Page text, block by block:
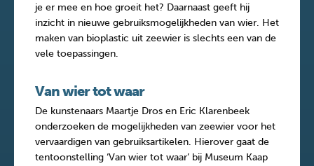
je er mee en hoe groeit het? Daarnaast geeft hij
inzicht in nieuwe gebruiksmogelijkheden van wier. Het
maken van bioplastic uit zeewier is slechts een van de
vele toepassingen.
Van wier tot waar
De kunstenaars Maartje Dros en Eric Klarenbeek
onderzoeken de mogelijkheden van zeewier voor het
vervaardigen van gebruiksartikelen. Hierover gaat de
tentoonstelling ‘Van wier tot waar’ bij Museum Kaap